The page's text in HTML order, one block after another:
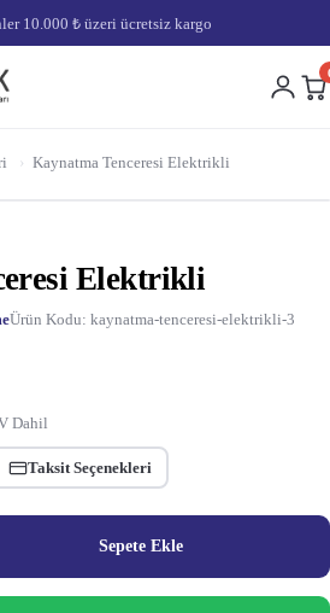
10.000 ₺ üzeri ücretsiz kargo
› Kaynatma Tenceresi Elektrikli
Elektrikli
Ürün Kodu: kaynatma-tenceresi-elektrikli-3
Dahil
Taksit Seçenekleri
Sepete Ekle